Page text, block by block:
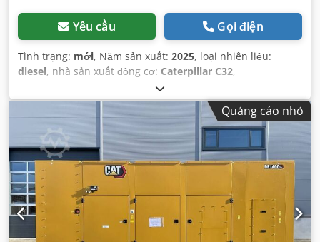
Yêu cầu Gọi điện
Tình trạng: mới, Năm sản xuất: 2025, loại nhiên liệu:
diesel, nhà sản xuất động cơ: Caterpillar C32,
Quảng cáo nhỏ